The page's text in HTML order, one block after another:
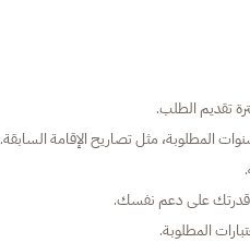
تقديم الطلب.
المطلوبة، مثل تصاريح الإقامة السابقة.
قدرتك على دعم نفسك.
المطلوبة.